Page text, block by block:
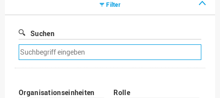
Filter
Suchen
Suchfilter
entfernen
Organisationseinheiten
Rolle